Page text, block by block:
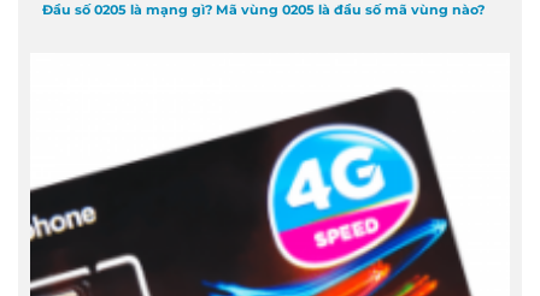
Đầu số 0205 là mạng gì? Mã vùng 0205 là đầu số mã vùng nào?